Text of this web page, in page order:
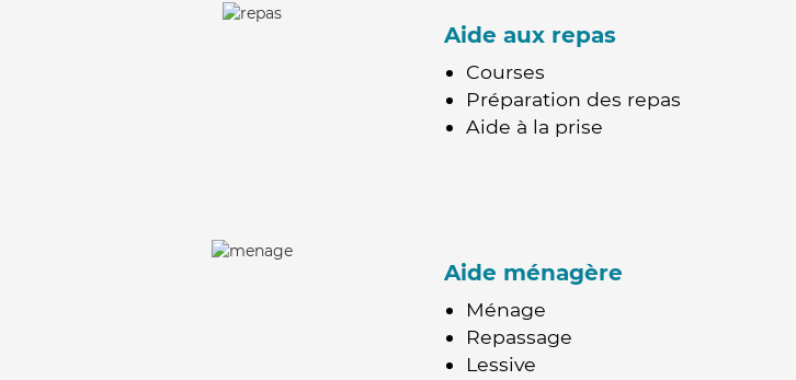
Aide aux repas
Courses
Préparation des repas
Aide à la prise
Aide ménagère
Ménage
Repassage
Lessive